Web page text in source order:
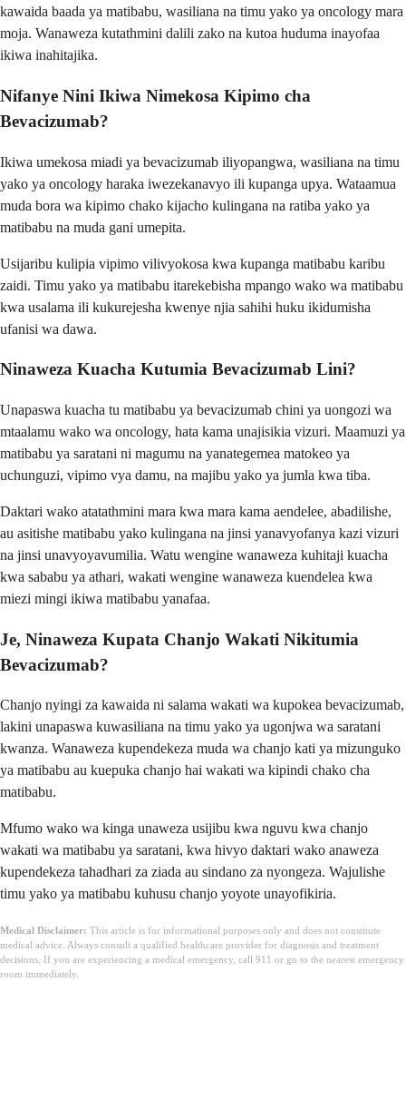
kawaida baada ya matibabu, wasiliana na timu yako ya oncology mara
moja. Wanaweza kutathmini dalili zako na kutoa huduma inayofaa
ikiwa inahitajika.
Nifanye Nini Ikiwa Nimekosa Kipimo cha
Bevacizumab?
Ikiwa umekosa miadi ya bevacizumab iliyopangwa, wasiliana na timu
yako ya oncology haraka iwezekanavyo ili kupanga upya. Wataamua
muda bora wa kipimo chako kijacho kulingana na ratiba yako ya
matibabu na muda gani umepita.
Usijaribu kulipia vipimo vilivyokosa kwa kupanga matibabu karibu
zaidi. Timu yako ya matibabu itarekebisha mpango wako wa matibabu
kwa usalama ili kukurejesha kwenye njia sahihi huku ikidumisha
ufanisi wa dawa.
Ninaweza Kuacha Kutumia Bevacizumab Lini?
Unapaswa kuacha tu matibabu ya bevacizumab chini ya uongozi wa
mtaalamu wako wa oncology, hata kama unajisikia vizuri. Maamuzi ya
matibabu ya saratani ni magumu na yanategemea matokeo ya
uchunguzi, vipimo vya damu, na majibu yako ya jumla kwa tiba.
Daktari wako atatathmini mara kwa mara kama aendelee, abadilishe,
au asitishe matibabu yako kulingana na jinsi yanavyofanya kazi vizuri
na jinsi unavyoyavumilia. Watu wengine wanaweza kuhitaji kuacha
kwa sababu ya athari, wakati wengine wanaweza kuendelea kwa
miezi mingi ikiwa matibabu yanafaa.
Je, Ninaweza Kupata Chanjo Wakati Nikitumia
Bevacizumab?
Chanjo nyingi za kawaida ni salama wakati wa kupokea bevacizumab,
lakini unapaswa kuwasiliana na timu yako ya ugonjwa wa saratani
kwanza. Wanaweza kupendekeza muda wa chanjo kati ya mizunguko
ya matibabu au kuepuka chanjo hai wakati wa kipindi chako cha
matibabu.
Mfumo wako wa kinga unaweza usijibu kwa nguvu kwa chanjo
wakati wa matibabu ya saratani, kwa hivyo daktari wako anaweza
kupendekeza tahadhari za ziada au sindano za nyongeza. Wajulishe
timu yako ya matibabu kuhusu chanjo yoyote unayofikiria.
Medical Disclaimer: This article is for informational purposes only and does not constitute
medical advice. Always consult a qualified healthcare provider for diagnosis and treatment
decisions. If you are experiencing a medical emergency, call 911 or go to the nearest emergency
room immediately.